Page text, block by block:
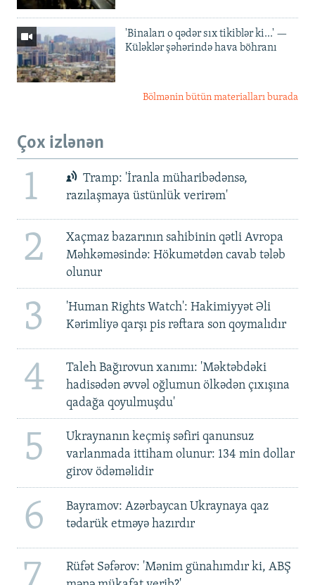
'Binaları o qədər sıx tikiblər ki...' —
Küləklər şəhərində hava böhranı
Bölmənin bütün materialları burada
Çox izlənən
1
Tramp: 'İranla müharibədənsə,
razılaşmaya üstünlük verirəm'
2
Xaçmaz bazarının sahibinin qətli Avropa
Məhkəməsində: Hökumətdən cavab tələb
olunur
3
'Human Rights Watch': Hakimiyyət Əli
Kərimliyə qarşı pis rəftara son qoymalıdır
4
Taleh Bağırovun xanımı: 'Məktəbdəki
hadisədən əvvəl oğlumun ölkədən çıxışına
qadağa qoyulmuşdu'
5
Ukraynanın keçmiş səfiri qanunsuz
varlanmada ittiham olunur: 134 min dollar
girov ödəməlidir
6
Bayramov: Azərbaycan Ukraynaya qaz
tədarük etməyə hazırdır
Rüfət Səfərov: 'Mənim günahımdır ki, ABŞ